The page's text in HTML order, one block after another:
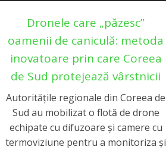
Dronele care „păzesc”
oamenii de caniculă: metoda
inovatoare prin care Coreea
de Sud protejează vârstnicii
Autoritățile regionale din Coreea de
Sud au mobilizat o flotă de drone
echipate cu difuzoare și camere cu
termoviziune pentru a monitoriza și